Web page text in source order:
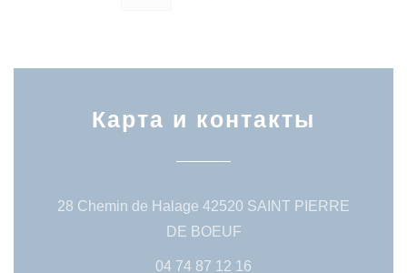
Карта и контакты
28 Chemin de Halage 42520 SAINT PIERRE
DE BOEUF((открывается в новом
04 74 87 12 16